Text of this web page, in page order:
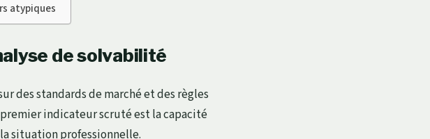
atypiques
de solvabilité
des standards de marché et des règles
indicateur scruté est la capacité
situation professionnelle.